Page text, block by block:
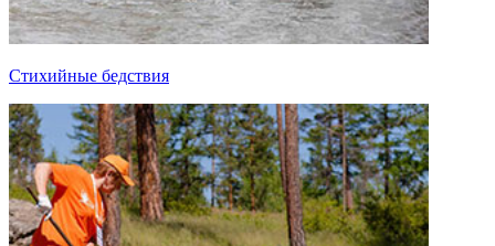
Стихийные бедствия